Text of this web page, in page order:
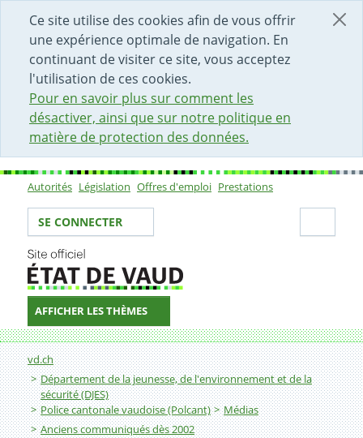
Ce site utilise des cookies afin de vous offrir
une expérience optimale de navigation. En
continuant de visiter ce site, vous acceptez
l'utilisation de ces cookies.
Pour en savoir plus sur comment les
désactiver, ainsi que sur notre politique en
matière de protection des données.
DÉBUT DU CONTENU DE LA PAGE
ACCÈS AU CHAMP DE RECHERCHE
PAGE D'ACCUEIL
FORMULAIRE DE CONTACT
Sous-navigation
Autorités Législation Offres d'emploi Prestations
Votre identité
SE CONNECTER
AFFICHER LES THÈMES
Fil d'Ariane
vd.ch
Département de la jeunesse, de l'environnement et de la
sécurité (DJES)
Police cantonale vaudoise (Polcant)
Médias
Anciens communiqués dès 2002
25.12.2007